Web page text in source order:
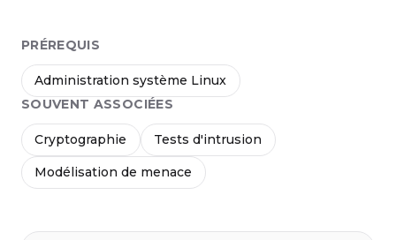
PRÉREQUIS
Administration système Linux
SOUVENT ASSOCIÉES
Cryptographie Tests d'intrusion
Modélisation de menace